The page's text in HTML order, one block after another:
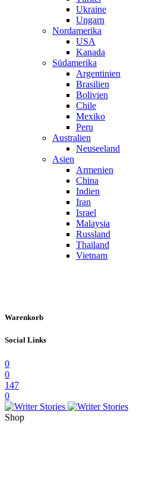
Ukraine
Ungarn
Nordamerika
USA
Kanada
Südamerika
Argentinien
Brasilien
Bolivien
Chile
Mexiko
Peru
Australien
Neuseeland
Asien
Armenien
China
Indien
Iran
Israel
Malaysia
Russland
Thailand
Vietnam
Warenkorb
Social Links
0
0
147
0
Shop